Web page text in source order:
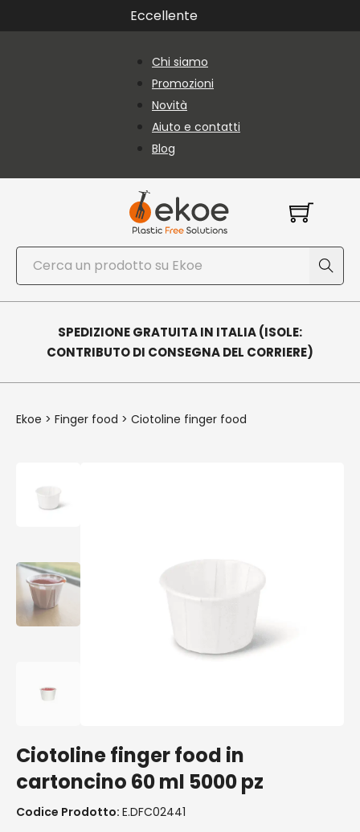
Vai al contenuto principale
Vai al piè di paginaEccellente
Chi siamo
Promozioni
Novità
Aiuto e contatti
Blog
Cerca
SPEDIZIONE GRATUITA IN ITALIA (ISOLE:
CONTRIBUTO DI CONSEGNA DEL CORRIERE)
Ekoe > Finger food > Ciotoline finger food
Ciotoline finger food in
cartoncino 60 ml 5000 pz
Codice Prodotto: E.DFC02441